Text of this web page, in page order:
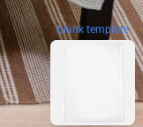
blank template